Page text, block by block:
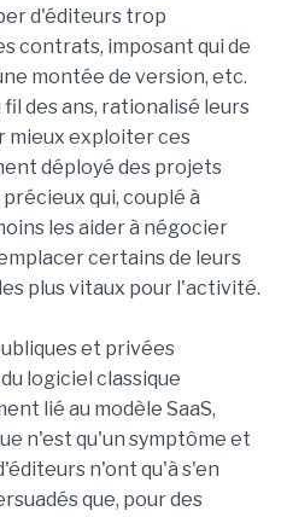
d'éditeurs trop
contrats, imposant qui de
montée de version, etc.
des ans, rationalisé leurs
mieux exploiter ces
déployé des projets
qui, couplé à
les aider à négocier
certains de leurs
plus vitaux pour l'activité.
et privées
logiciel classique
lié au modèle SaaS,
n'est qu'un symptôme et
n'ont qu'à s'en
que, pour des